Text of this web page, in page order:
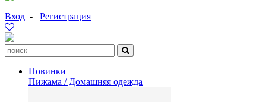
Вход - Регистрация
Новинки
Пижама / Домашняя одежда